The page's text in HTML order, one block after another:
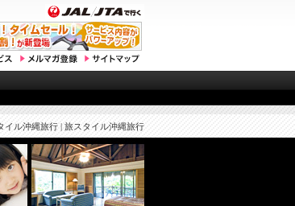
イル沖縄旅行 | 旅スタイル沖縄旅行